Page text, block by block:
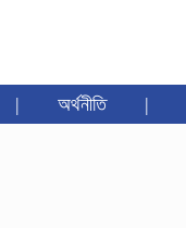
| অর্থনীতি |